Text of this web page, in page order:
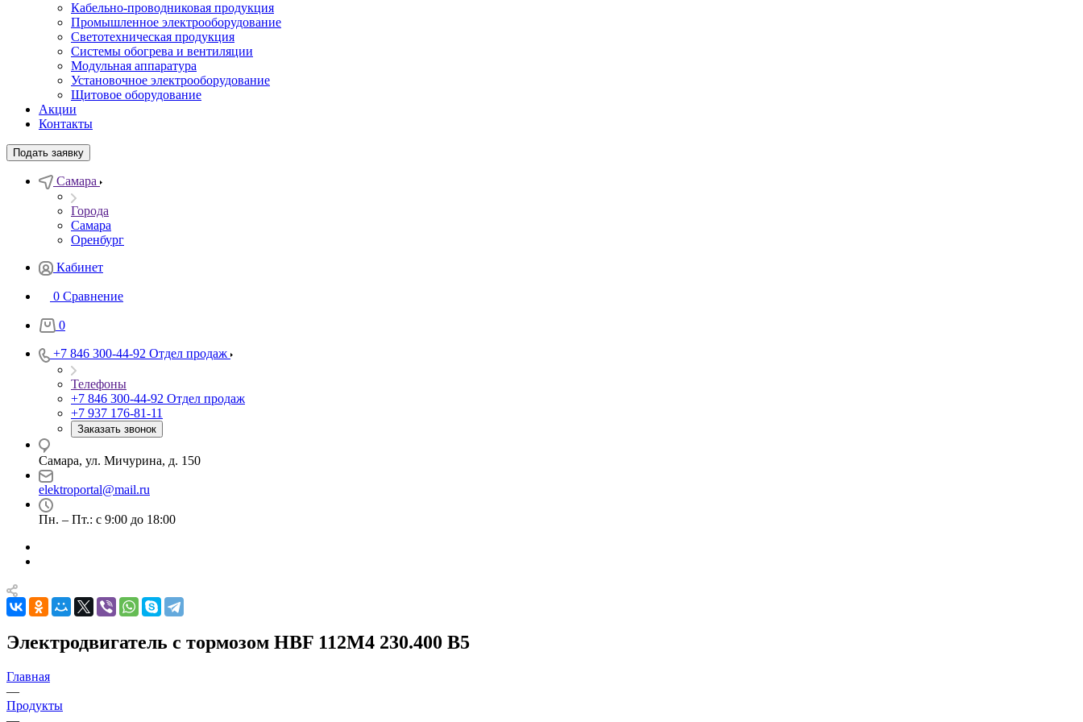
Кабельно-проводниковая продукция
Промышленное электрооборудование
Светотехническая продукция
Системы обогрева и вентиляции
Модульная аппаратура
Установочное электрооборудование
Щитовое оборудование
Акции
Контакты
Подать заявку
Самара
Города
Самара
Оренбург
Кабинет
0 Сравнение
0
+7 846 300-44-92 Отдел продаж
Телефоны
+7 846 300-44-92 Отдел продаж
+7 937 176-81-11
Заказать звонок
Самара, ул. Мичурина, д. 150
elektroportal@mail.ru
Пн. – Пт.: с 9:00 до 18:00
Электродвигатель с тормозом HBF 112M4 230.400 B5
Главная
—
Продукты